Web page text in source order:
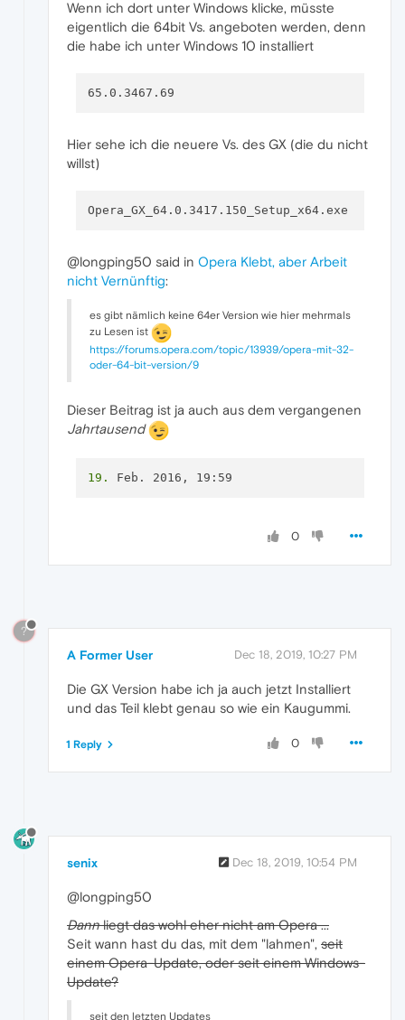
Wenn ich dort unter Windows klicke, müsste
eigentlich die 64bit Vs. angeboten werden, denn
die habe ich unter Windows 10 installiert
Hier sehe ich die neuere Vs. des GX (die du nicht
willst)
@longping50 said in Opera Klebt, aber Arbeit
nicht Vernünftig:
es gibt nämlich keine 64er Version wie hier mehrmals
zu Lesen ist
https://forums.opera.com/topic/13939/opera-mit-32-
oder-64-bit-version/9
Dieser Beitrag ist ja auch aus dem vergangenen
Jahrtausend
19. Feb. 2016, 19:59
0
?
A Former User Dec 18, 2019, 10:27 PM
Die GX Version habe ich ja auch jetzt Installiert
und das Teil klebt genau so wie ein Kaugummi.
0
1 Reply
senix Dec 18, 2019, 10:54 PM
@longping50
Dannliegt das wohl eher nicht am Opera ...
Seit wann hast du das, mit dem "lahmen", seit
einem Opera-Update, oder seit einem Windows-
Update?
seit den letzten Updates